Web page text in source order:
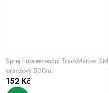
Sprej fluorescenční TrackMarker 3M
oranžový 500ml
152 Kč